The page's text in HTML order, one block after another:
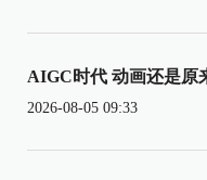
AIGC时代 动画还是原
2026-08-05 09:33